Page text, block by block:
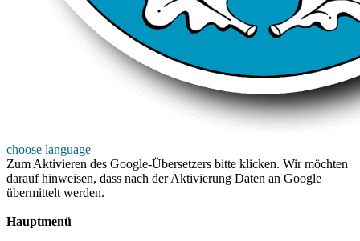
choose language
Zum Aktivieren des Google-Übersetzers bitte klicken. Wir möchten
darauf hinweisen, dass nach der Aktivierung Daten an Google
übermittelt werden.
Hauptmenü